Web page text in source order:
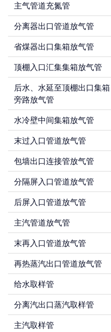
主气管道充氮管
分离器出口管道放气管
省煤器出口集箱放气管
顶棚入口汇集集箱放气管
后水、水延至顶棚出口集箱
旁路放气管
水冷壁中间集箱放气管
末过入口管道放气管
包墙出口连接管放气管
分隔屏入口管道放气管
后屏入口管道放气管
主汽管道放气管
末再入口管道放气管
再热蒸汽出口管道放气管
给水取样管
分离汽出口蒸汽取样管
主汽取样管